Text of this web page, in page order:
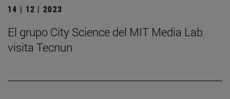
14 | 12 | 2023
El grupo City Science del MIT Media Lab
visita Tecnun